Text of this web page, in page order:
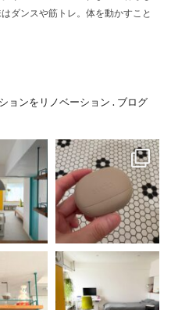
ダンスや筋トレ。体を動かすこと
ョンをリノベーション . ブログ